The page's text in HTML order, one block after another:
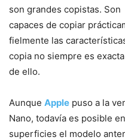
son grandes copistas. Son
capaces de copiar
fielmente las
copia no siempre es
de ello.
Aunque Apple puso a la
Nano, todavía es posible
superficies el modelo